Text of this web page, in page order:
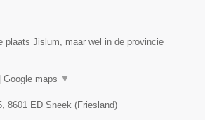
plaats Jislum, maar wel in de provincie
Google maps ▼
8601 ED Sneek (Friesland)